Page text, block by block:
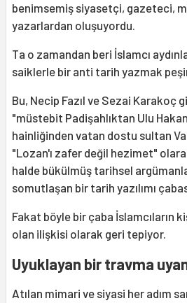
benimsemiş siyasetçi, gazeteci,
yazarlardan oluşuyordu.
Ta o zamandan beri İslamcı
saiklerle bir anti tarih yazmak
Bu, Necip Fazıl ve Sezai Karakoç
"müstebit Padişahlıktan Ulu
hainliğinden vatan dostu sultan
"Lozan'ı zafer değil hezimet"
halde bükülmüş tarihsel
somutlaşan bir tarih yazılımı
Fakat böyle bir çaba İslamcıların
olan ilişkisi olarak geri tepiyor.
Uyuklayan bir travma
Atılan mimari ve siyasi her adım